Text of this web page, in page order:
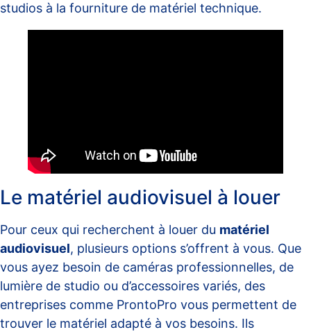
studios à la fourniture de matériel technique.
Le matériel audiovisuel à louer
Pour ceux qui recherchent à louer du matériel
audiovisuel, plusieurs options s’offrent à vous. Que
vous ayez besoin de caméras professionnelles, de
lumière de studio ou d’accessoires variés, des
entreprises comme ProntoPro vous permettent de
trouver le matériel adapté à vos besoins. Ils